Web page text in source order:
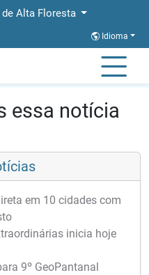
Alta Floresta
Idioma
essa notícia
em 10 cidades com
inicia hoje
9º GeoPantanal